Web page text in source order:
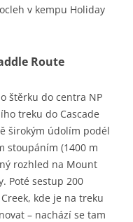
v kempu Holiday
Route
štěrku do centra NP
treku do Cascade
širokým údolím podél
stoupáním (1400 m
rozhled na Mount
Poté sestup 200
kde je na treku
– nachází se tam